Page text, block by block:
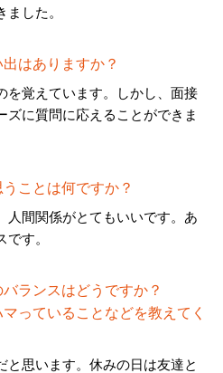
ました。
はありますか？
を覚えています。しかし、面接
ズに質問に応えることができま
ことは何ですか？
人間関係がとてもいいです。あ
す。
ランスはどうですか？
っていることなどを教えてく
と思います。休みの日は友達と